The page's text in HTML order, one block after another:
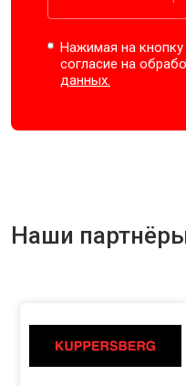
Нажимая на
согласие на
данных.
Наши